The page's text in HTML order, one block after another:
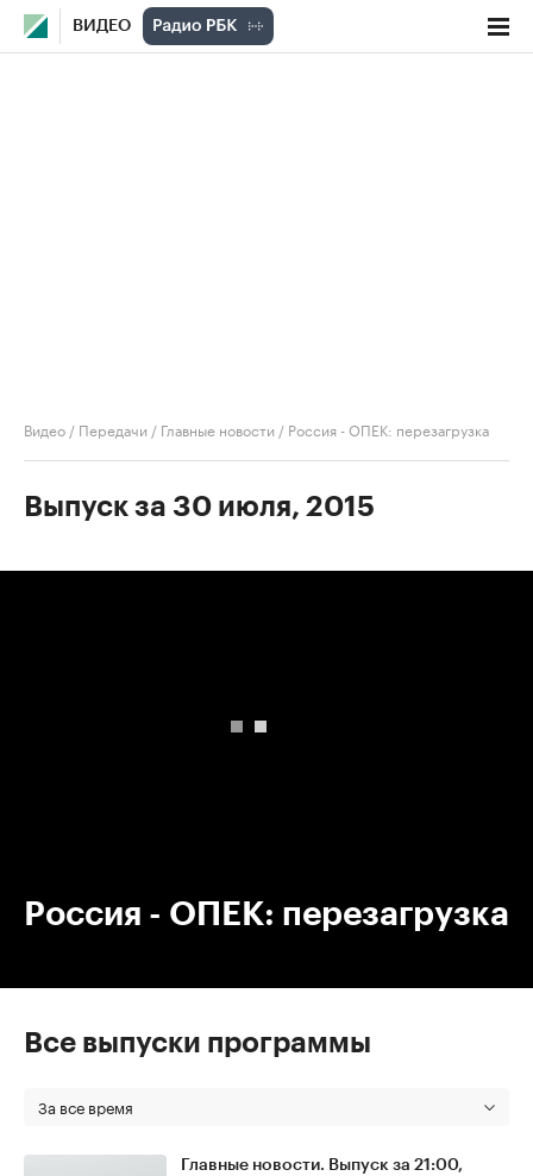
ВИДЕО
Видео / Передачи / Главные новости / Россия - ОПЕК: перезагрузка
Выпуск за 30 июля, 2015
Россия - ОПЕК: перезагрузка
Все выпуски программы
За все время
Главные новости. Выпуск за 21:00,